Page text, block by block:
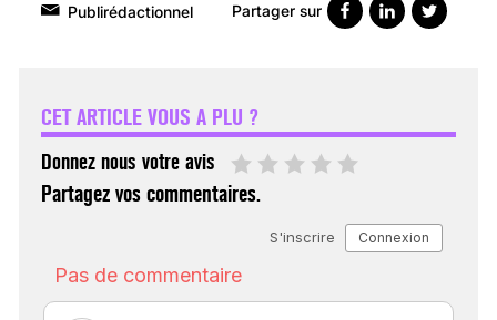
Publirédactionnel Partager sur
CET ARTICLE VOUS A PLU ?
Donnez nous votre avis
Partagez vos commentaires.
ÉCHO : DES IMAGES